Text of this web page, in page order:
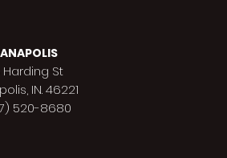
Harding St
IN. 46221
520-8680